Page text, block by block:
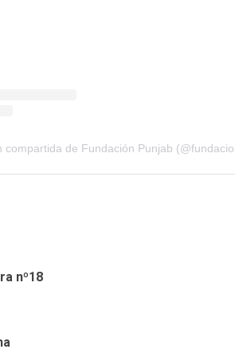
compartida de Fundación Punjab
nº18